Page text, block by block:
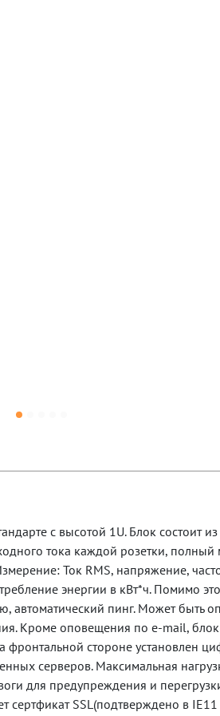
с высотой 1U. Блок состоит
тока каждой розетки,
Ток RMS, напряжение,
энергии в кВт*ч. Помимо
автоматический пинг. Может быть
Кроме оповещения по e-mail,
фронтальной стороне установлен
серверов. Максимальная
для предупреждения и
сертфикат SSL(подтверждено в